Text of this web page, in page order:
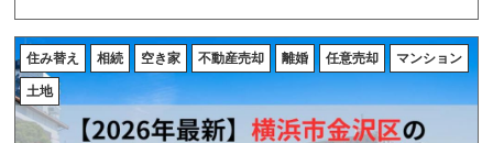
します。
住み替え 相続 空き家 不動産売却 離婚 任意売却 マンション
土地